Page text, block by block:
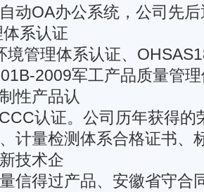
动OA办公系统，公司先
系认证
境管理体系认证、
2009军工产品质量管
性产品认
认证。公司历年获得的
计量检测体系合格证书、
技术企
信得过产品、安徽省守合